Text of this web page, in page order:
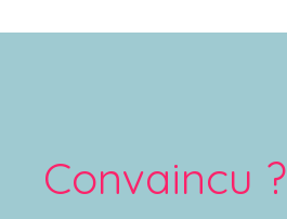
Convaincu ?